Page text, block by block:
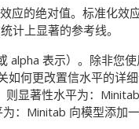
应的绝对值。标准化效
计上显著的参考线。
alpha 表示）。除非您
如何更改置信水平的详
显著性水平为：
：Minitab 向模型添加